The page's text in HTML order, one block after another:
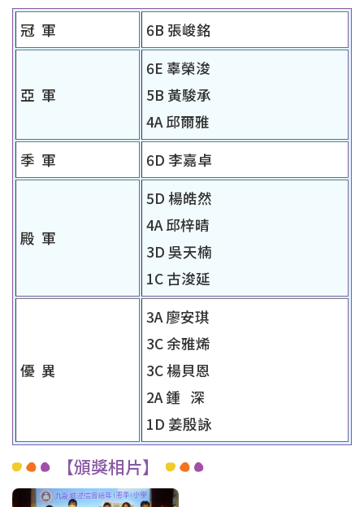
冠 軍 6B 張峻銘
亞 軍
6E 辜榮浚
5B 黃駿承
4A 邱爾雅
季 軍
6D 李嘉卓
殿 軍
5D 楊皓然
4A 邱梓晴
3D 吳天楠
1C 古浚延
優 異
3A 廖安琪
3C 余雅烯
3C 楊貝恩
2A 鍾 深
1D 姜殷詠
【頒獎相片】